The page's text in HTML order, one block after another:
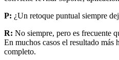
P: ¿Un retoque puntual siempre
R: No siempre, pero es frecuente
En muchos casos el resultado
completo.